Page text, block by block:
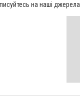
на наші джерела